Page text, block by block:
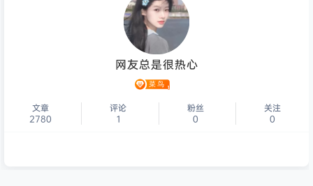
个人主页
网友总是很热心
文章
2780
评论
1
粉丝
0
关注
0